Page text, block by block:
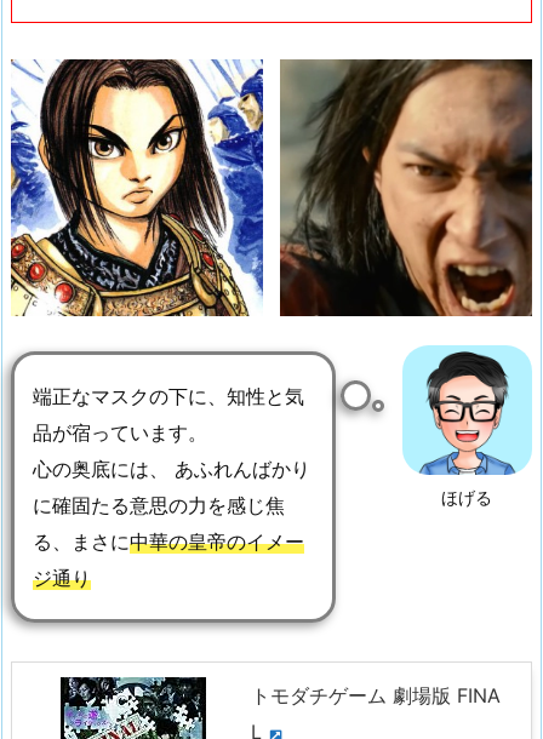
ほげる
端正なマスクの下に、知性と気
品が宿っています。
心の奥底には、 あふれんばかり
に確固たる意思の力を感じ焦
る、まさに中華の皇帝のイメー
ジ通り
トモダチゲーム 劇場版 FINA
L